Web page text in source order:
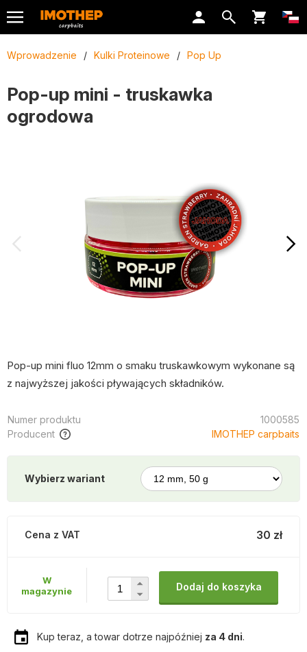
Wprowadzenie / Kulki Proteinowe / Pop Up
Pop-up mini - truskawka
ogrodowa
Pop-up mini fluo 12mm o smaku truskawkowym wykonane są
z najwyższej jakości pływających składników.
Numer produktu
1000585
Producent
IMOTHEP carpbaits
Wybierz wariant
30 zł
Cena z VAT
W
magazynie
Dodaj do koszyka
Kup teraz, a towar dotrze najpóźniej za 4 dni.